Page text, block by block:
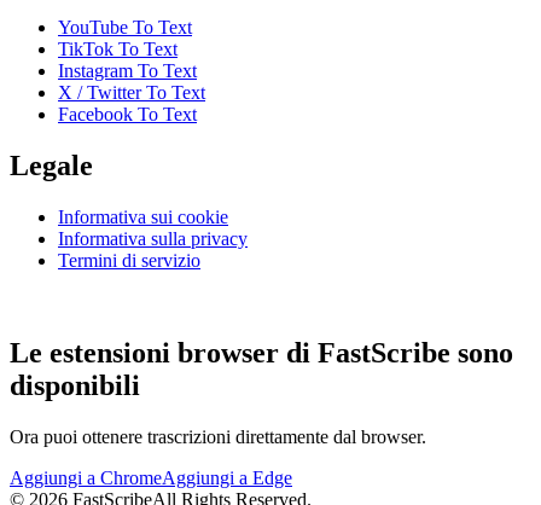
YouTube To Text
TikTok To Text
Instagram To Text
X / Twitter To Text
Facebook To Text
Legale
Informativa sui cookie
Informativa sulla privacy
Termini di servizio
Le estensioni browser di FastScribe sono
disponibili
Ora puoi ottenere trascrizioni direttamente dal browser.
Aggiungi a ChromeAggiungi a Edge
© 2026 FastScribeAll Rights Reserved.